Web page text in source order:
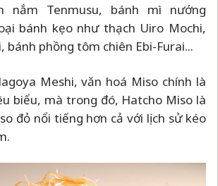
nắm Tenmusu, bánh mì nướng
bánh kẹo như thạch Uiro Mochi,
bánh phồng tôm chiên Ebi-Furai...
Meshi, văn hoá Miso chính là
biểu, mà trong đó, Hatcho Miso là
đỏ nổi tiếng hơn cả với lịch sử kéo